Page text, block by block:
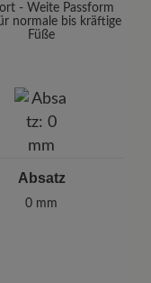
- Weite Passform
normale bis kräftige
Füße
Absatz
0 mm